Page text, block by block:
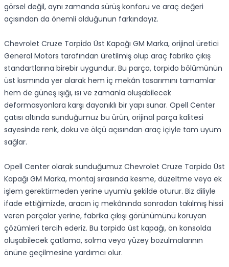
görsel değil, aynı zamanda sürüş konforu ve araç değeri
açısından da önemli olduğunun farkındayız.
Chevrolet Cruze Torpido Üst Kapağı GM Marka, orijinal üretici
General Motors tarafından üretilmiş olup araç fabrika çıkış
standartlarına birebir uygundur. Bu parça, torpido bölümünün
üst kısmında yer alarak hem iç mekân tasarımını tamamlar
hem de güneş ışığı, ısı ve zamanla oluşabilecek
deformasyonlara karşı dayanıklı bir yapı sunar. Opell Center
çatısı altında sunduğumuz bu ürün, orijinal parça kalitesi
sayesinde renk, doku ve ölçü açısından araç içiyle tam uyum
sağlar.
Opell Center olarak sunduğumuz Chevrolet Cruze Torpido Üst
Kapağı GM Marka, montaj sırasında kesme, düzeltme veya ek
işlem gerektirmeden yerine uyumlu şekilde oturur. Biz diliyle
ifade ettiğimizde, aracın iç mekânında sonradan takılmış hissi
veren parçalar yerine, fabrika çıkışı görünümünü koruyan
çözümleri tercih ederiz. Bu torpido üst kapağı, ön konsolda
oluşabilecek çatlama, solma veya yüzey bozulmalarının
önüne geçilmesine yardımcı olur.